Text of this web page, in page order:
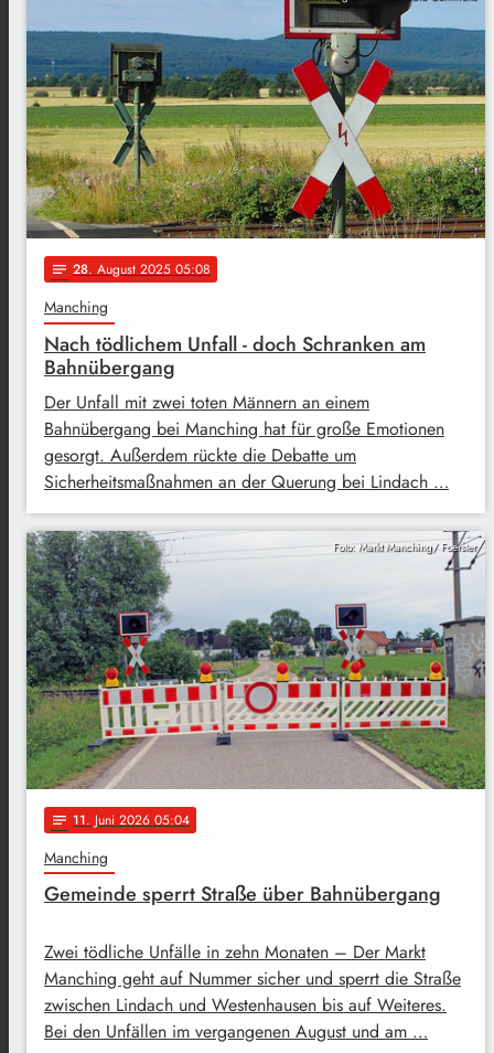
notes 28. August 2025 05:08
Manching
Nach tödlichem Unfall - doch Schranken am
Bahnübergang
Der Unfall mit zwei toten Männern an einem
Bahnübergang bei Manching hat für große Emotionen
gesorgt. Außerdem rückte die Debatte um
Sicherheitsmaßnahmen an der Querung bei Lindach …
Foto: Markt Manching/ Foerster
notes 11. Juni 2026 05:04
Manching
Gemeinde sperrt Straße über Bahnübergang
Zwei tödliche Unfälle in zehn Monaten – Der Markt
Manching geht auf Nummer sicher und sperrt die Straße
zwischen Lindach und Westenhausen bis auf Weiteres.
Bei den Unfällen im vergangenen August und am …